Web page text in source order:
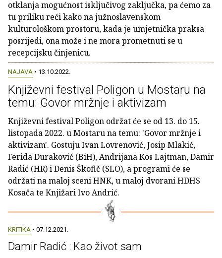
otklanja mogućnost isključivog zaključka, pa ćemo za
tu priliku reći kako na južnoslavenskom
kulturološkom prostoru, kada je umjetnička praksa
posrijedi, ona može i ne mora prometnuti se u
recepcijsku činjenicu.
NAJAVA • 13.10.2022.
Književni festival Poligon u Mostaru na
temu: Govor mržnje i aktivizam
Književni festival Poligon održat će se od 13. do 15.
listopada 2022. u Mostaru na temu: 'Govor mržnje i
aktivizam'. Gostuju Ivan Lovrenović, Josip Mlakić,
Ferida Duraković (BiH), Andrijana Kos Lajtman, Damir
Radić (HR) i Denis Škofič (SLO), a programi će se
održati na maloj sceni HNK, u maloj dvorani HDHS
Kosača te Knjižari Ivo Andrić.
KRITIKA • 07.12.2021.
Damir Radić : Kao život sam